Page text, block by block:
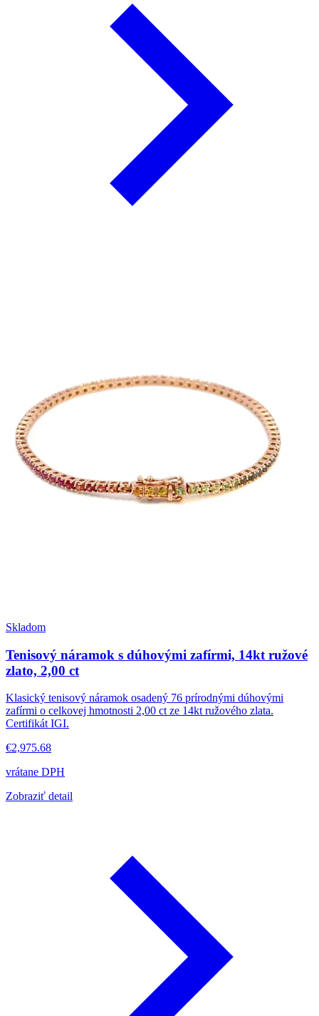
Skladom
Tenisový náramok s dúhovými zafírmi, 14kt ružové
zlato, 2,00 ct
Klasický tenisový náramok osadený 76 prírodnými dúhovými
zafírmi o celkovej hmotnosti 2,00 ct ze 14kt ružového zlata.
Certifikát IGI.
€2,975.68
vrátane DPH
Zobraziť detail